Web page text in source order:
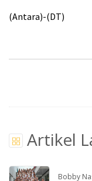
(Antara)-(DT)
Artikel
Bobby